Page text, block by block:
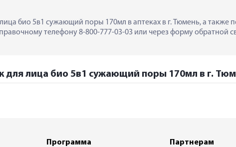
био 5в1 сужающий поры 170мл в аптеках в г. Тюмень, а также
телефону 8-800-777-03-03 или через форму обратной
для лица био 5в1 сужающий поры 170мл в г.
Программа
Партнерам